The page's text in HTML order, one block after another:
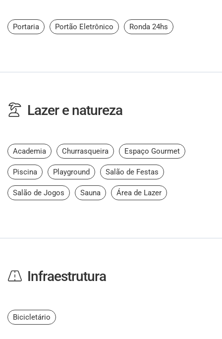
Portaria Portão Eletrônico Ronda 24hs
Lazer e natureza
Academia Churrasqueira Espaço Gourmet
Piscina Playground Salão de Festas
Salão de Jogos Sauna Área de Lazer
Infraestrutura
Bicicletário